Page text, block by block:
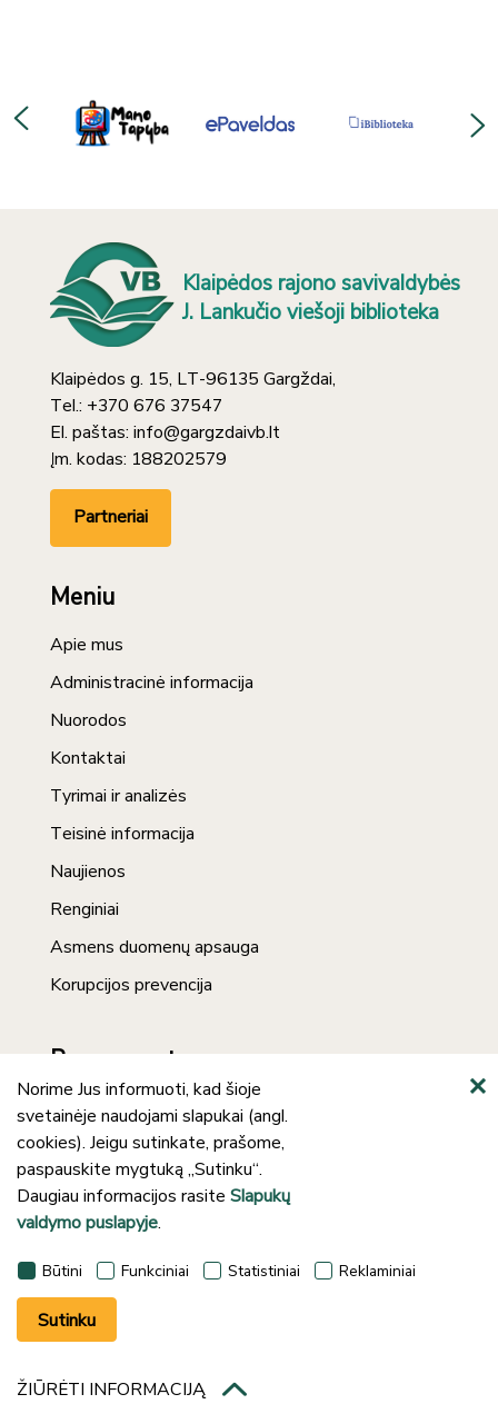
Klaipėdos rajono savivaldybės
J. Lankučio viešoji biblioteka
Klaipėdos g. 15, LT-96135 Gargždai,
Tel.: +370 676 37547
El. paštas: info@gargzdaivb.lt
Įm. kodas: 188202579
Partneriai
Meniu
Apie mus
Administracinė informacija
Nuorodos
Kontaktai
Tyrimai ir analizės
Teisinė informacija
Naujienos
Renginiai
Asmens duomenų apsauga
Korupcijos prevencija
Prenumerata
©2024 Klaipėdos rajono savivaldybės J.
Lankučio viešoji biblioteka
Sprendimas:UAB „Fresh Media“
Norime Jus informuoti, kad šioje
svetainėje naudojami slapukai (angl.
cookies). Jeigu sutinkate, prašome,
paspauskite mygtuką „Sutinku“.
Daugiau informacijos rasite Slapukų
valdymo puslapyje.
Būtini Funkciniai Statistiniai Reklaminiai
Sutinku
ŽIŪRĖTI INFORMACIJĄ